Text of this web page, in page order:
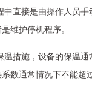
中直接是由操作人员
维护停机程序。
温措施，设备的保温
数通常情况下不能超